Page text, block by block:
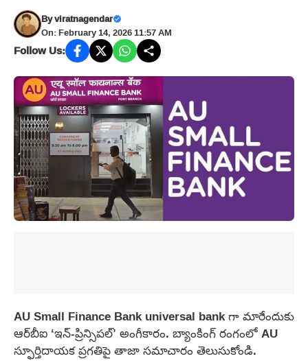
Byviratnagendar
On: February 14, 2026 11:57 AM
Follow Us:
AU Small Finance Bank universal bank గా మారేందుకు
ఆర్‌బీఐ ‘ఇన్-ప్రిన్సిపల్’ అంగీకారం. బ్యాంకింగ్ రంగంలో AU
స్ఫూర్తిదాయక ప్రగతిపై తాజా సమాచారం తెలుసుకోండి.